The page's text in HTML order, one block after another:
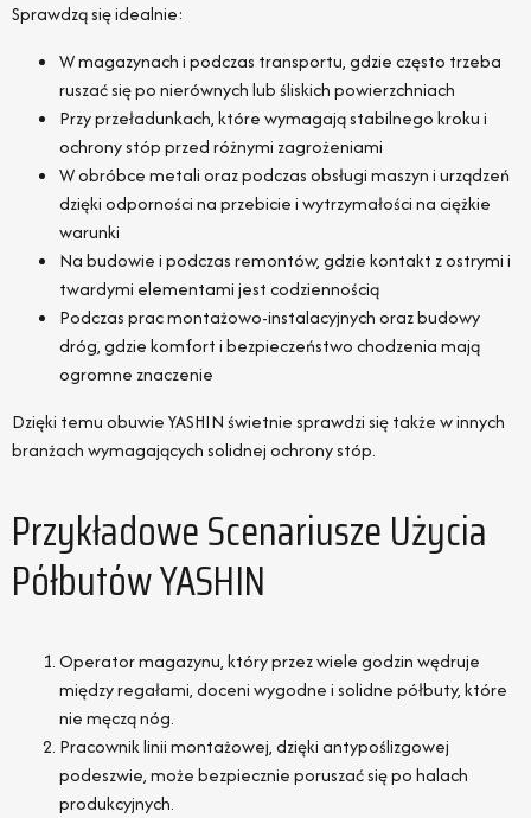
Sprawdzą się idealnie:
W magazynach i podczas transportu, gdzie często trzeba
ruszać się po nierównych lub śliskich powierzchniach
Przy przeładunkach, które wymagają stabilnego kroku i
ochrony stóp przed różnymi zagrożeniami
W obróbce metali oraz podczas obsługi maszyn i urządzeń
dzięki odporności na przebicie i wytrzymałości na ciężkie
warunki
Na budowie i podczas remontów, gdzie kontakt z ostrymi i
twardymi elementami jest codziennością
Podczas prac montażowo-instalacyjnych oraz budowy
dróg, gdzie komfort i bezpieczeństwo chodzenia mają
ogromne znaczenie
Dzięki temu obuwie YASHIN świetnie sprawdzi się także w innych
branżach wymagających solidnej ochrony stóp.
Przykładowe Scenariusze Użycia
Półbutów YASHIN
Operator magazynu, który przez wiele godzin wędruje
między regałami, doceni wygodne i solidne półbuty, które
nie męczą nóg.
Pracownik linii montażowej, dzięki antypoślizgowej
podeszwie, może bezpiecznie poruszać się po halach
produkcyjnych.